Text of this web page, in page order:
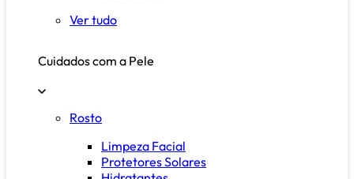
Ver tudo
Cuidados com a Pele
Rosto
Limpeza Facial
Protetores Solares